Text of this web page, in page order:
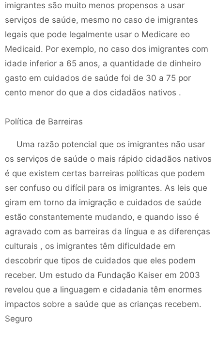
imigrantes são muito menos propensos a usar
serviços de saúde, mesmo no caso de imigrantes
legais que pode legalmente usar o Medicare eo
Medicaid. Por exemplo, no caso dos imigrantes com
idade inferior a 65 anos, a quantidade de dinheiro
gasto em cuidados de saúde foi de 30 a 75 por
cento menor do que a dos cidadãos nativos .
Política de Barreiras
Uma razão potencial que os imigrantes não usar
os serviços de saúde o mais rápido cidadãos nativos
é que existem certas barreiras políticas que podem
ser confuso ou difícil para os imigrantes. As leis que
giram em torno da imigração e cuidados de saúde
estão constantemente mudando, e quando isso é
agravado com as barreiras da língua e as diferenças
culturais , os imigrantes têm dificuldade em
descobrir que tipos de cuidados que eles podem
receber. Um estudo da Fundação Kaiser em 2003
revelou que a linguagem e cidadania têm enormes
impactos sobre a saúde que as crianças recebem.
Seguro